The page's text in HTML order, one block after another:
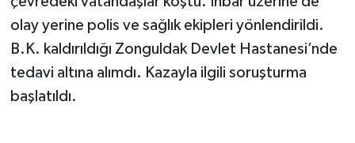
olay yerine polis ve sağlık ekipleri yönlendirildi.
B.K. kaldırıldığı Zonguldak Devlet Hastanesi’nde
tedavi altına alımdı. Kazayla ilgili soruşturma
başlatıldı.